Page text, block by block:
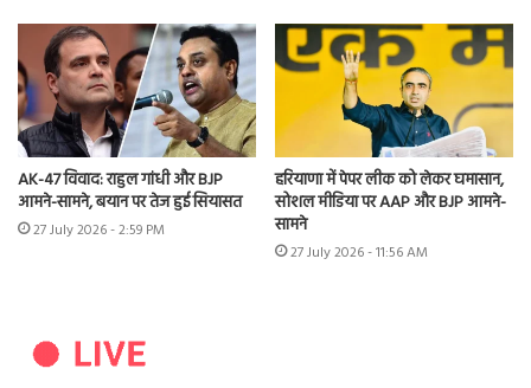
AK-47 विवाद: राहुल गांधी और BJP
आमने-सामने, बयान पर तेज हुई सियासत
27 July 2026 - 2:59 PM
हरियाणा में पेपर लीक को लेकर घमासान,
सोशल मीडिया पर AAP और BJP आमने-
सामने
27 July 2026 - 11:56 AM